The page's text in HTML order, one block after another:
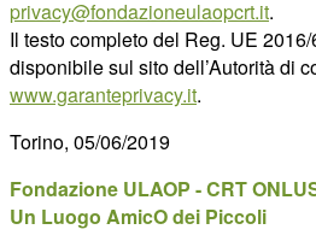
privacy@fondazioneulaopcrt.it.
Il testo completo del Reg. UE
disponibile sul sito dell’Autorità di
www.garanteprivacy.it.
Torino, 05/06/2019
Fondazione ULAOP - CRT
Un Luogo AmicO dei Piccoli